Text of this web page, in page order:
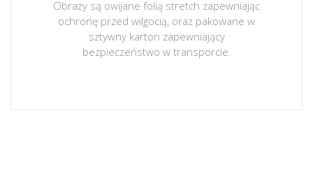
Obrazy są owijane folią stretch zapewniając
ochronę przed wilgocią, oraz pakowane w
sztywny karton zapewniający
bezpieczeństwo w transporcie.